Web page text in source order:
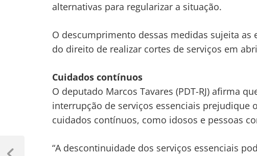
alternativas para regularizar a situação.
O descumprimento dessas medidas sujeita
do direito de realizar cortes de serviços em
Cuidados contínuos
O deputado Marcos Tavares (PDT-RJ) afirma
interrupção de serviços essenciais prejudique
cuidados contínuos, como idosos e pessoas
“A descontinuidade dos serviços essenciais
Navegação